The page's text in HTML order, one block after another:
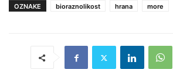
OZNAKE bioraznolikost hrana more